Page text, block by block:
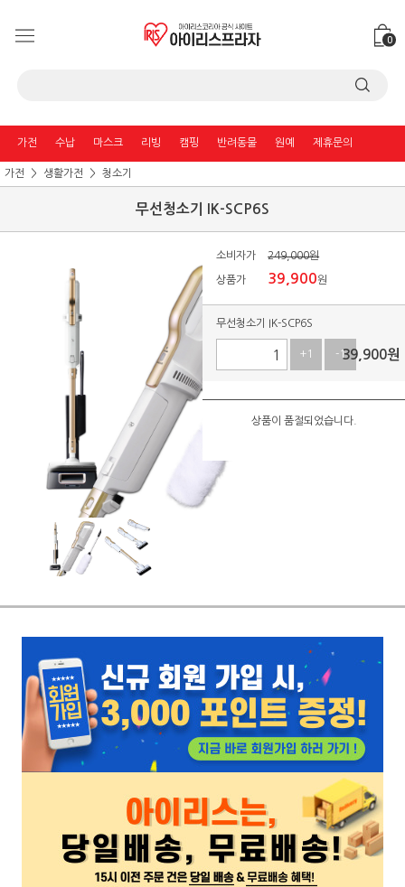
0
가전 수납 마스크 리빙 캠핑 반려동물 원예 제휴문의
가전 생활가전 청소기
무선청소기 IK-SCP6S
소비자가 249,000원
상품가 39,900원
무선청소기 IK-SCP6S
+1 -139,900원
상품이 품절되었습니다.